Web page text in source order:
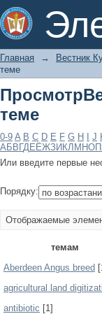
Главная → Вестник
теме
теме
0-9 A B C D E F G H J
АБ В ГДЕ ЁЖЗИ КЛ М НОП
Или введите первые
Порядку:
Отображаемые
темам
Aberdeen Angus breed
agricultural land
antibiotic [1]